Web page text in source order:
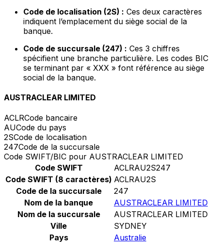
Code de localisation (2S) : Ces deux caractères
indiquent l’emplacement du siège social de la
banque.
Code de succursale (247) : Ces 3 chiffres
spécifient une branche particulière. Les codes BIC
se terminant par « XXX » font référence au siège
social de la banque.
AUSTRACLEAR LIMITED
ACLRCode bancaire
AUCode du pays
2SCode de localisation
247Code de la succursale
Code SWIFT/BIC pour AUSTRACLEAR LIMITED
Code SWIFT
ACLRAU2S247
Code SWIFT (8 caractères) ACLRAU2S
Code de la succursale
247
Nom de la banque
AUSTRACLEAR LIMITED
Nom de la succursale
AUSTRACLEAR LIMITED
Ville
SYDNEY
Pays
Australie